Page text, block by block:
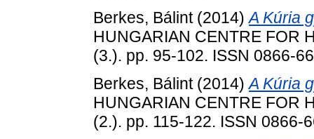
Berkes, Bálint(2014)A Kúria
HUNGARIAN CENTRE FOR
(3.). pp. 95-102. ISSN 0866-
Berkes, Bálint(2014)A Kúria
HUNGARIAN CENTRE FOR
(2.). pp. 115-122. ISSN 0866-